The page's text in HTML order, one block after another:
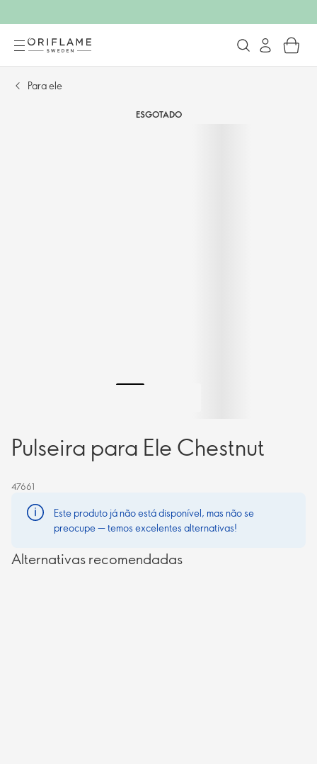
Para ele
ESGOTADO
Pulseira para Ele Chestnut
47661
Este produto já não está disponível, mas não se
preocupe — temos excelentes alternativas!
Alternativas recomendadas